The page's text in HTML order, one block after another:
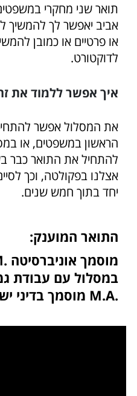
תואר שני מחקרי
אביב יאפשר לך להמשיך
או פרטיים או כמובן
לדוקטורט.
איך אפשר ללמוד את
את המסלול אפשר
הראשון במשפטים, או
להתחיל את התואר כבר
אצלנו בפקולטה, וכך
יחד בתוך חמש שנים.
התואר המוענק:
במסלול עם עבודת
.M.A מוסמך בדיני ישראל